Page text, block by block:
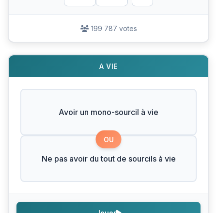
199 787 votes
A VIE
Avoir un mono-sourcil à vie
OU
Ne pas avoir du tout de sourcils à vie